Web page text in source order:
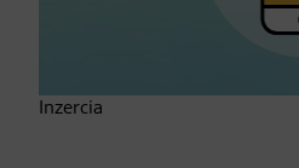
Inzercia